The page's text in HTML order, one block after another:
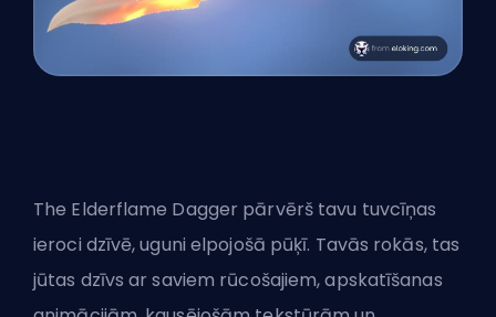
The Elderflame Dagger pārvērš tavu tuvcīņas
ieroci dzīvē, uguni elpojošā pūķī. Tavās rokās, tas
jūtas dzīvs ar saviem rūcošajiem, apskatīšanas